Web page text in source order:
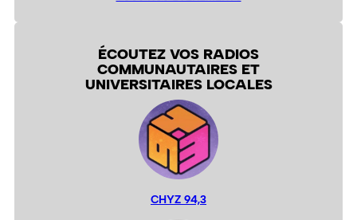
ÉCOUTEZ VOS RADIOS
COMMUNAUTAIRES ET
UNIVERSITAIRES LOCALES
CHYZ 94,3